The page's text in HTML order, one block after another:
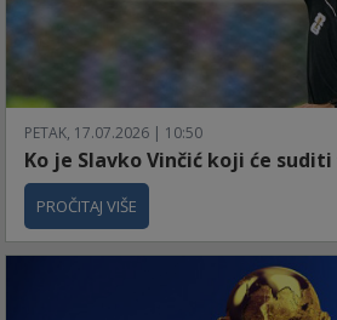
PETAK, 17.07.2026 | 10:50
Ko je Slavko Vinčić koji će suditi
PROČITAJ VIŠE